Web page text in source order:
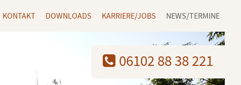
KONTAKT DOWNLOADS KARRIERE/JOBS NEWS/TERMINE
06102 88 38 221